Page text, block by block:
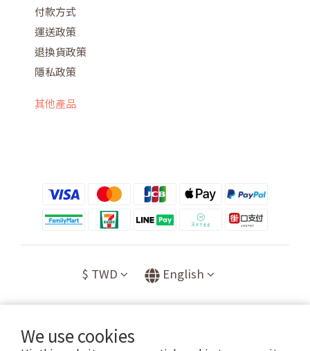
We use cookies
付款方式
運送政策
退換貨政策
隱私政策
其他產品
$ TWD English
提醒您，我們不會以電話或簡訊方式通知變更付款方式。